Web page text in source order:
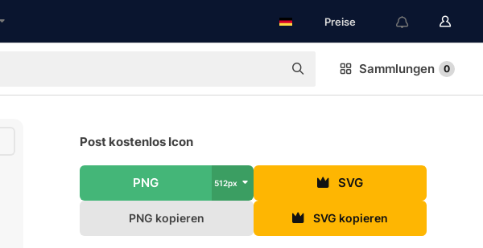
Preise
Sammlungen 0
Post kostenlos Icon
PNG 512px SVG
PNG kopieren SVG kopieren